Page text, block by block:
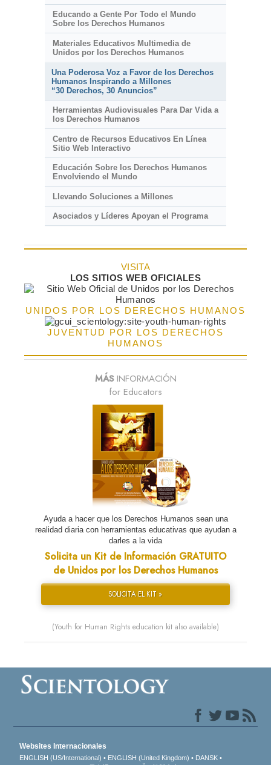
Educando a Gente Por Todo el Mundo
Sobre los Derechos Humanos
Materiales Educativos Multimedia de
Unidos por los Derechos Humanos
Una Poderosa Voz a Favor de los Derechos
Humanos Inspirando a Millones
“30 Derechos, 30 Anuncios”
Herramientas Audiovisuales Para Dar Vida a
los Derechos Humanos
Centro de Recursos Educativos En Línea
Sitio Web Interactivo
Educación Sobre los Derechos Humanos
Envolviendo el Mundo
Llevando Soluciones a Millones
Asociados y Líderes Apoyan el Programa
VISITA
LOS SITIOS WEB OFICIALES
UNIDOS POR LOS DERECHOS HUMANOS
JUVENTUD POR LOS DERECHOS
HUMANOS
MÁSINFORMACIÓN
for Educators
Ayuda a hacer que los Derechos Humanos sean una
realidad diaria con herramientas educativas que ayudan a
darles a la vida
Solicita un Kit de Información GRATUITO
de Unidos por los Derechos Humanos
SOLICITA EL KIT »
(Youth for Human Rights education kit also available)
Websites Internacionales
ENGLISH (US/International) ENGLISH (United Kingdom)
DANSK